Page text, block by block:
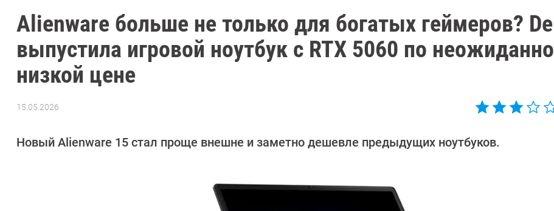
Alienware больше не только для богатых геймеров? Dell
выпустила игровой ноутбук с RTX 5060 по неожиданно
низкой цене
15.05.2026
Довлатова
Новый Alienware 15 стал проще внешне и заметно дешевле предыдущих ноутбуков.